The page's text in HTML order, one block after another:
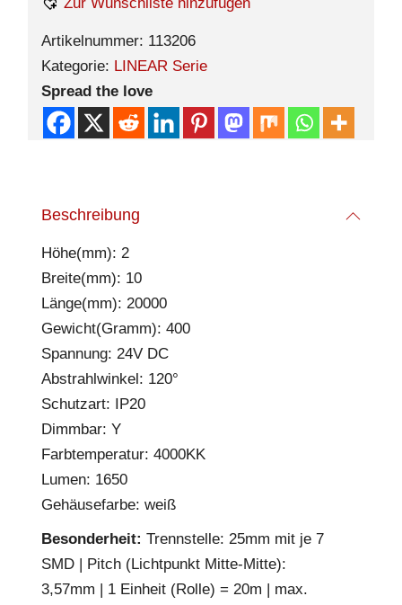
Artikelnummer: 113206
Kategorie: LINEAR Serie
Spread the love
Beschreibung
Höhe(mm): 2
Breite(mm): 10
Länge(mm): 20000
Gewicht(Gramm): 400
Spannung: 24V DC
Abstrahlwinkel: 120°
Schutzart: IP20
Dimmbar: Y
Farbtemperatur: 4000KK
Lumen: 1650
Gehäusefarbe: weiß
Besonderheit: Trennstelle: 25mm mit je 7
SMD | Pitch (Lichtpunkt Mitte-Mitte):
3,57mm | 1 Einheit (Rolle) = 20m | max.